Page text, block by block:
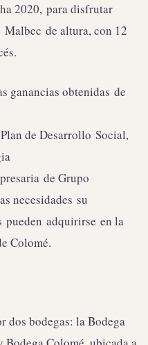
2020, para disfrutar
de altura, con 12
ganancias obtenidas de
de Desarrollo Social,
de Grupo
necesidades su
pueden adquirirse en la
Colomé.
dos bodegas: la Bodega